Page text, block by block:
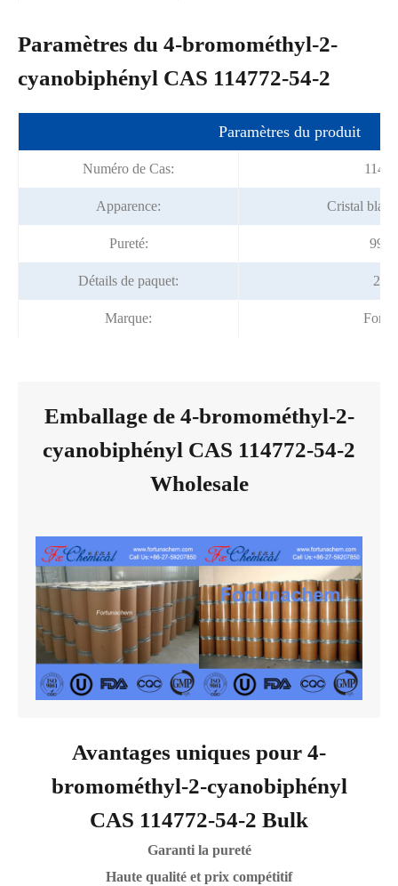
Paramètres du 4-bromométhyl-2-
cyanobiphényl CAS 114772-54-2
Paramètres du produit
Numéro de Cas:
Apparence: Cristal
Pureté:
Détails de paquet: 25
Marque:
Emballage de 4-bromométhyl-2-
cyanobiphényl CAS 114772-54-2
Wholesale
Avantages uniques pour 4-
bromométhyl-2-cyanobiphényl
CAS 114772-54-2 Bulk
Garanti la pureté
Haute qualité et prix compétitif